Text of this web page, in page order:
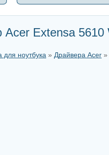
Acer Extensa
для ноутбука » Драйвера Acer »